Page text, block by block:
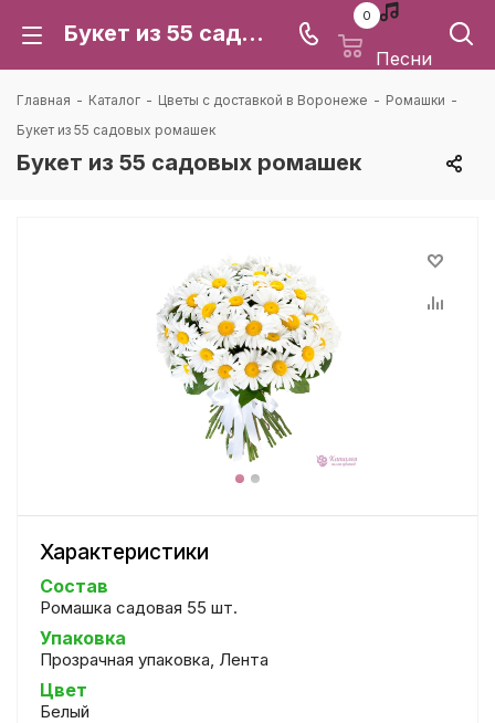
Букет из 55 садовых ромашек: цена и доставка в Воронеже | Каталея
0
Песни
Главная - Каталог - Цветы с доставкой в Воронеже - Ромашки -
Букет из 55 садовых ромашек
Букет из 55 садовых ромашек
Характеристики
Состав
Ромашка садовая 55 шт.
Упаковка
Прозрачная упаковка, Лента
Цвет
Белый